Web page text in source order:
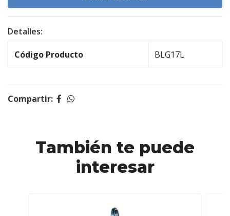
Detalles:
Código Producto BLG17L
Compartir:
También te puede
interesar